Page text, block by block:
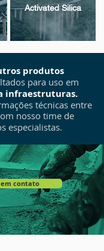
Activated Silica
produtos
para uso em
infraestruturas.
técnicas entre
nosso time de
especialistas.
contato